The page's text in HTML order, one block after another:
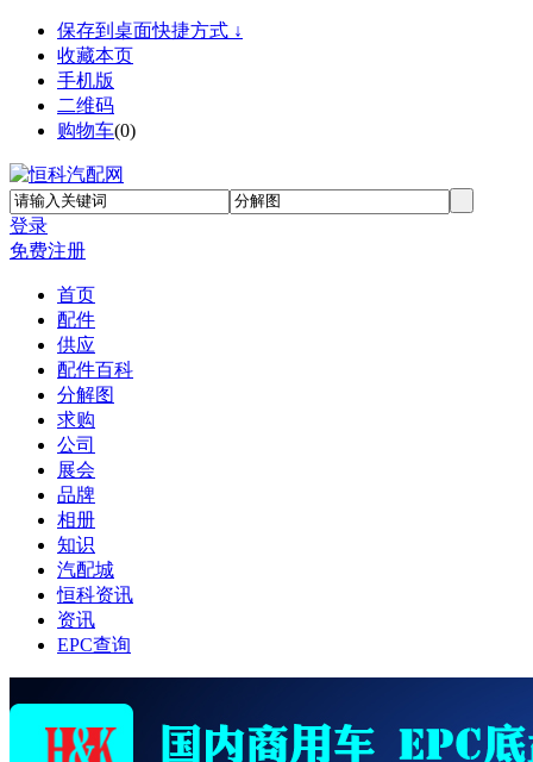
保存到桌面快捷方式 ↓
收藏本页
手机版
二维码
购物车(0)
登录
免费注册
首页
配件
供应
配件百科
分解图
求购
公司
展会
品牌
相册
知识
汽配城
恒科资讯
资讯
EPC查询